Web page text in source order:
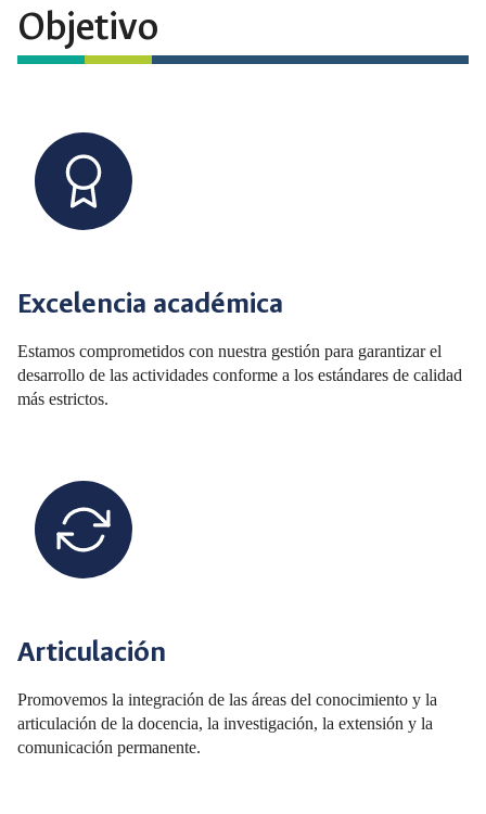
Objetivo
Excelencia académica
Estamos comprometidos con nuestra gestión para garantizar el
desarrollo de las actividades conforme a los estándares de calidad
más estrictos.
Articulación
Promovemos la integración de las áreas del conocimiento y la
articulación de la docencia, la investigación, la extensión y la
comunicación permanente.